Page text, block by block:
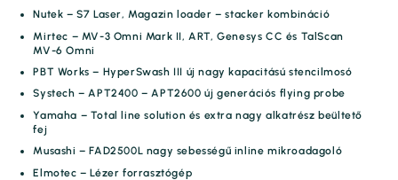
Nutek – S7 Laser, Magazin loader – stacker kombináció
Mirtec – MV-3 Omni Mark II, ART, Genesys CC és TalScan
MV-6 Omni
PBT Works – HyperSwash III új nagy kapacitású stencilmosó
Systech – APT2400 – APT2600 új generációs flying probe
Yamaha – Total line solution és extra nagy alkatrész beültető
fej
Musashi – FAD2500L nagy sebességű inline mikroadagoló
Elmotec – Lézer forrasztógép